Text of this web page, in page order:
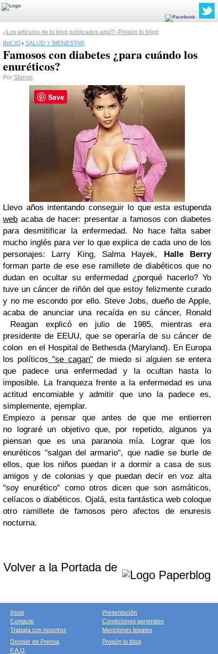
¿Los artículos de tu blog publicados aquí? ¡Propón tu blog!
INICIO › SALUD Y BIENESTAR
Famosos con diabetes ¿para cuándo los
enuréticos?
Por Stornel
Llevo años intentando conseguir lo que esta estupenda
web acaba de hacer: presentar a famosos con diabetes
para desmitificar la enfermedad. No hace falta saber
mucho inglés para ver lo que explica de cada uno de los
personajes: Larry King, Salma Hayek, Halle Berry
forman parte de ese ese ramillete de diabéticos que no
dudan en ocultar su enfermedad ¿porqué hacerlo? Yo
tuve un cáncer de riñón del que estoy felizmente curado
y no me escondo por ello. Steve Jobs, dueño de Apple,
acaba de anunciar una recaída en su cáncer, Ronald
Reagan explicó en julio de 1985, mientras era
presidente de EEUU, que se operaría de su cáncer de
colon en el Hospital de Bethesda (Maryland). En Europa
los políticos "se cagan"de miedo si alguien se entera
que padece una enfermedad y la ocultan hasta lo
imposible. La franqueza frente a la enfermedad es una
actitud encomiable y admitir que uno la padece es,
simplemente, ejemplar.
Empiezo a pensar que antes de que me entierren
no lograré un objetivo que, por repetido, algunos ya
piensan que es una paranoia mía. Lograr que los
enuréticos "salgan del armario", que nadie se burle de
ellos, que los niños puedan ir a dormir a casa de sus
amigos y de colonias y que puedan decir en voz alta
"soy enurético" como otros dicen que son asmáticos,
celíacos o diabéticos. Ojalá, esta fantástica web coloque
otro ramillete de famosos pero afectos de enuresis
nocturna.
Volver a la Portada de
Inicio
Contacto
Trabaja con nosotros
Presentación
Condiciones generales
Menciones legales
Dossier de Prensa
F.A.Q.
Propón tu blog
Save